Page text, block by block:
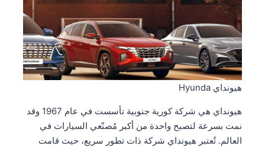
هيونداي Hyunda
هيونداي هي شركة كورية جنوبية تأسست في عام 1967 وقد
نمت بسرعة لتصبح واحدة من أكبر مُصنّعي السيارات في
العالم. تُعتبر هيونداي شركة ذات تطور سريع، حيث قامت